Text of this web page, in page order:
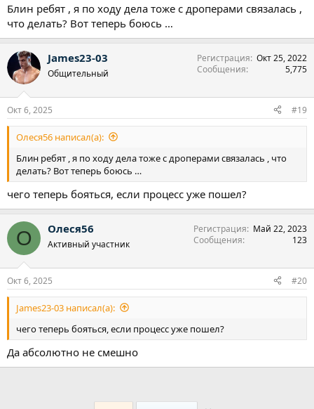
Блин ребят , я по ходу дела тоже с дроперами связалась ,
что делать? Вот теперь боюсь …
James23-03
Общительный
Регистрация Окт 25, 2022
Сообщения
5,775
Окт 6, 2025 #19
Олеся56 написал(а):
Блин ребят , я по ходу дела тоже с дроперами связалась , что
делать? Вот теперь боюсь …
чего теперь бояться, если процесс уже пошел?
О Олеся56
Активный участник
Регистрация
Май 22, 2023
Сообщения
123
Окт 6, 2025 #20
James23-03 написал(а):
чего теперь бояться, если процесс уже пошел?
Да абсолютно не смешно